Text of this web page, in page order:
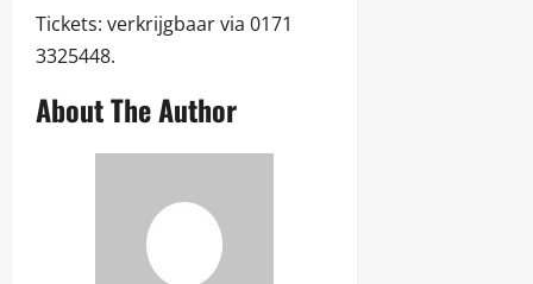
Tickets: verkrijgbaar via 0171
3325448.
About The Author